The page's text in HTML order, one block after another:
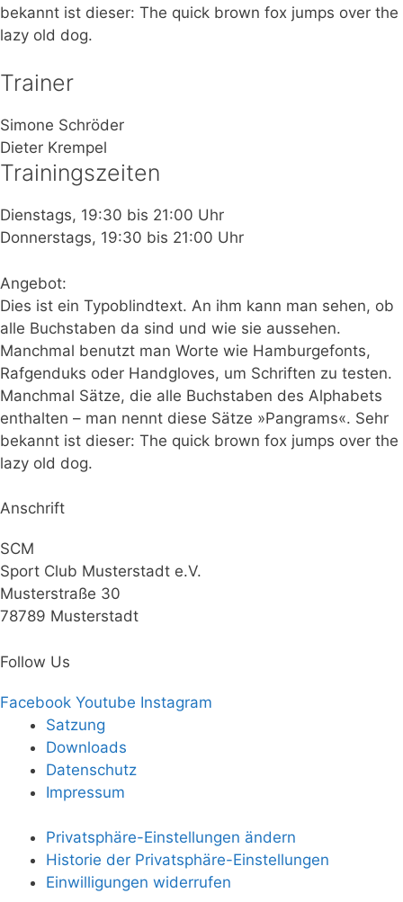
bekannt ist dieser: The quick brown fox jumps over the
lazy old dog.
Trainer
Simone Schröder
Dieter Krempel
Trainingszeiten
Dienstags, 19:30 bis 21:00 Uhr
Donnerstags, 19:30 bis 21:00 Uhr
Angebot:
Dies ist ein Typoblindtext. An ihm kann man sehen, ob
alle Buchstaben da sind und wie sie aussehen.
Manchmal benutzt man Worte wie Hamburgefonts,
Rafgenduks oder Handgloves, um Schriften zu testen.
Manchmal Sätze, die alle Buchstaben des Alphabets
enthalten – man nennt diese Sätze »Pangrams«. Sehr
bekannt ist dieser: The quick brown fox jumps over the
lazy old dog.
Anschrift
SCM
Sport Club Musterstadt e.V.
Musterstraße 30
78789 Musterstadt
Follow Us
Facebook Youtube Instagram
Satzung
Downloads
Datenschutz
Impressum
Privatsphäre-Einstellungen ändern
Historie der Privatsphäre-Einstellungen
Einwilligungen widerrufen